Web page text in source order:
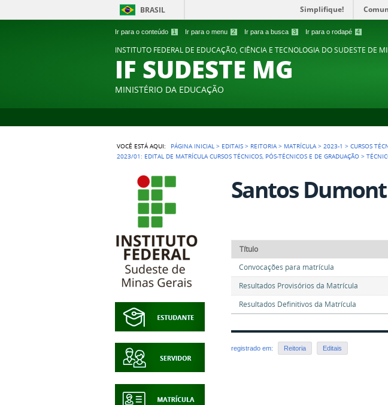
Ir para o conteúdo 1 Ir para o menu 2 Ir para a busca 3 Ir para o rodapé 4
BRASIL Simplifique!
INSTITUTO FEDERAL DE EDUCAÇÃO, CIÊNCIA E TECNOLOGIA DO SUDESTE DE
IF SUDESTE MG
MINISTÉRIO DA EDUCAÇÃO
VOCÊ ESTÁ AQUI: PÁGINA INICIAL > EDITAIS > REITORIA > MATRÍCULA >2023-1 >CURSOS
2023/01: EDITAL DE MATRÍCULA CURSOS TÉCNICOS, PÓS-TÉCNICOS E DE GRADUAÇÃO >
Santos Dumont
Título
Convocações para matrícula
Resultados Provisórios da Matrícula
Resultados Definitivos da Matrícula
registrado em: Reitoria Editais